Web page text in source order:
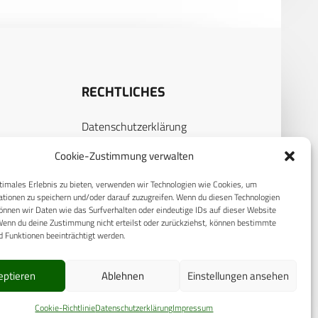
Cookie-Zustimmung verwalten
Erlebnis zu bieten, verwenden wir Technologien wie Cookies, um
zu speichern und/oder darauf zuzugreifen. Wenn du diesen Technologien
wir Daten wie das Surfverhalten oder eindeutige IDs auf dieser Website
du deine Zustimmung nicht erteilst oder zurückziehst, können bestimmte
Funktionen beeinträchtigt werden.
Ablehnen Einstellungen ansehen
Cookie-RichtlinieDatenschutzerklärungImpressum
RECHTLICHES
Datenschutzerklärung
Cookie-Richtlinie (EU)
Compliance
Impressum